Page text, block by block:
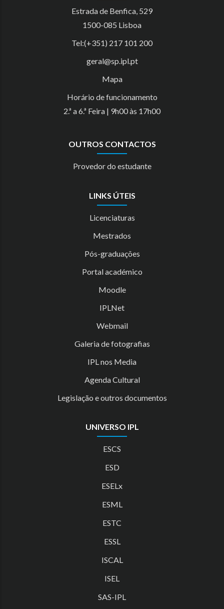
Estrada de Benfica, 529
1500-085 Lisboa
Tel:(+351) 217 101 200
geral@sp.ipl.pt
Mapa
Horário de funcionamento
2.ª a 6.ª Feira | 9h00 às 17h00
OUTROS CONTACTOS
Provedor do estudante
LINKS ÚTEIS
Licenciaturas
Mestrados
Pós-graduações
Portal académico
Moodle
IPLNet
Webmail
Galeria de fotografias
IPL nos Media
Agenda Cultural
Legislação e outros documentos
UNIVERSO IPL
ESCS
ESD
ESELx
ESML
ESTC
ESSL
ISCAL
ISEL
SAS-IPL